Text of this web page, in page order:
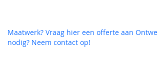
Maatwerk? Vraag hier een offerte aan
nodig? Neem contact op!